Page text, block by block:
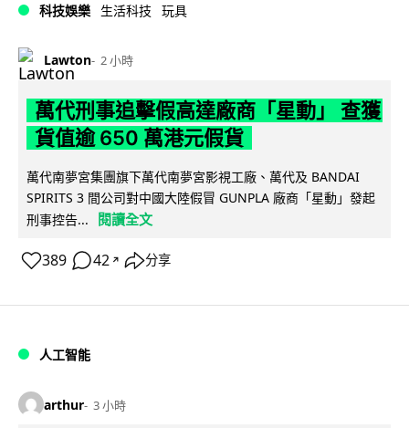
科技娛樂 生活科技 玩具
Lawton 2 小時
萬代刑事追擊假高達廠商「星動」 查獲
貨值逾 650 萬港元假貨
萬代南夢宮集團旗下萬代南夢宮影視工廠、萬代及 BANDAI
SPIRITS 3 間公司對中國大陸假冒 GUNPLA 廠商「星動」發起
刑事控告...
閱讀全文
389 42 ↗ 分享
人工智能
arthur 3 小時